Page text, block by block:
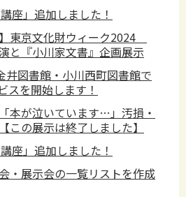
座」追加しました！
東京文化財ウィーク2024
と『小川家文書』企画展示
井図書館・小川西町図書館で
スを開始します！
本が泣いています…」汚損・
この展示は終了しました】
座」追加しました！
・展示会の一覧リストを作成